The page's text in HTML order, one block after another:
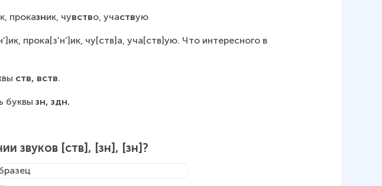
проказник, чувство, участвую
прока[з'н']ик, чу[ств]а, уча[ств]ую. Что интересного в
ств, вств.
буквы зн, здн.
звуков [ств], [зн], [зн]?